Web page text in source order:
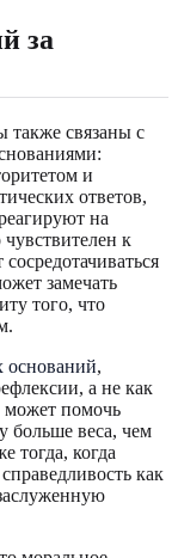
за
также связаны с
и
ответов,
на
к
замечать
того, что
оснований,
а не как
может помочь
больше веса, чем
тогда, когда
как